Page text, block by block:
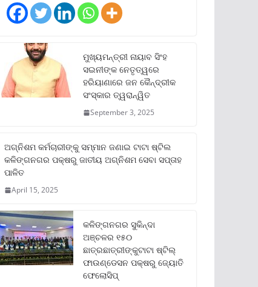
ମୁଖ୍ୟମନ୍ତ୍ରୀ ନାୟାବ ସିଂହ
ସଇନୀଙ୍କ ନେତୃତ୍ୱରେ
ହରିୟାଣାରେ ଜନ କୈନ୍ଦ୍ରୀକ
ସଂସ୍କାର ତ୍ୱରାନ୍ୱିତ
September 3, 2025
ଅଗ୍ନିଶମ କର୍ମଚାରୀଙ୍କୁ ସମ୍ମାନ ଜଣାଇ ଟାଟା ଷ୍ଟିଲ
କଳିଙ୍ଗନଗର ପକ୍ଷରୁ ଜାତୀୟ ଅଗ୍ନିଶମ ସେବା ସପ୍ତାହ
ପାଳିତ
April 15, 2025
କଳିଙ୍ଗନଗର ସୁକିନ୍ଦା
ଅଞ୍ଚଳର ୧୫୦
ଛାତ୍ରଛାତ୍ରୀଙ୍କୁଟାଟା ଷ୍ଟିଲ୍
ଫାଉଣ୍ଡେସନ ପକ୍ଷରୁ ଜ୍ୟୋତି
ଫେଲୋସିପ୍‌